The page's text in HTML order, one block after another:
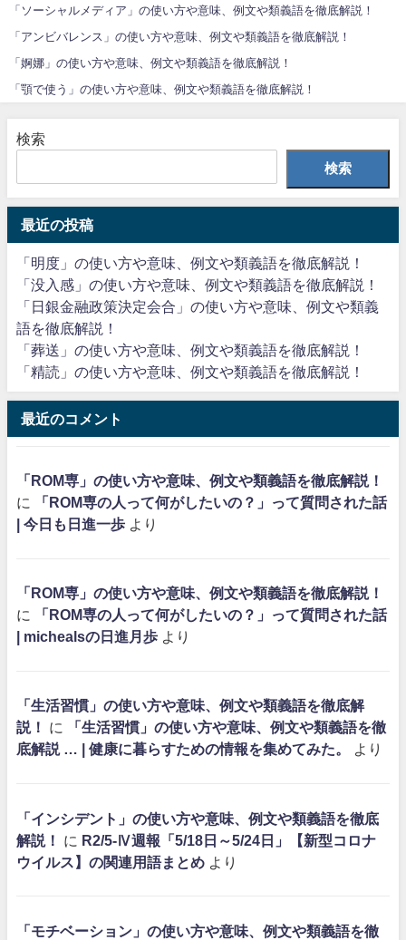
「ソーシャルメディア」の使い方や意味、例文や類義語を徹底解説！
「アンビバレンス」の使い方や意味、例文や類義語を徹底解説！
「婀娜」の使い方や意味、例文や類義語を徹底解説！
「顎で使う」の使い方や意味、例文や類義語を徹底解説！
検索
検索
最近の投稿
「明度」の使い方や意味、例文や類義語を徹底解説！
「没入感」の使い方や意味、例文や類義語を徹底解説！
「日銀金融政策決定会合」の使い方や意味、例文や類義
語を徹底解説！
「葬送」の使い方や意味、例文や類義語を徹底解説！
「精読」の使い方や意味、例文や類義語を徹底解説！
最近のコメント
「ROM専」の使い方や意味、例文や類義語を徹底解説！
に
「ROM専の人って何がしたいの？」って質問された話
| 今日も日進一歩 より
「ROM専」の使い方や意味、例文や類義語を徹底解説！
に
「ROM専の人って何がしたいの？」って質問された話
| michealsの日進月歩 より
「生活習慣」の使い方や意味、例文や類義語を徹底解
説！
に
「生活習慣」の使い方や意味、例文や類義語を徹
底解説 … | 健康に暮らすための情報を集めてみた。
より
「インシデント」の使い方や意味、例文や類義語を徹底
解説！
に R2/5-Ⅳ週報「5/18日～5/24日」【新型コロナ
ウイルス】の関連用語まとめ より
「モチベーション」の使い方や意味、例文や類義語を徹